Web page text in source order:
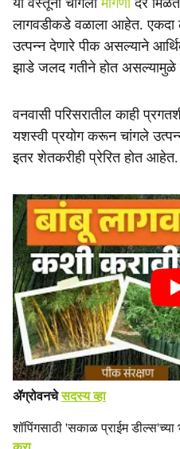
या वस्तूंना चांगलीमागणीदर
लागवडीकडे वळाला आहेत. एकदा
उत्पन्न देणारे पीक असल्याने
झाडे जलद गतीने होत असल्यामुळे
वनवासी परिसरातील काही
यशस्वी प्रयोग करून चांगले
इतर शेतकरीही प्रेरित होत आहेत.
ॲग्रोवनचेसदस्य व्हा
शॉपिंगसाठी 'सकाळ प्राईम